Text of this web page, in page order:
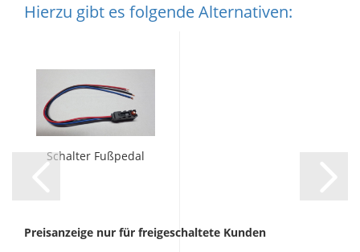
Hierzu gibt es folgende Alternativen:
Schalter Fußpedal
Preisanzeige nur für freigeschaltete Kunden